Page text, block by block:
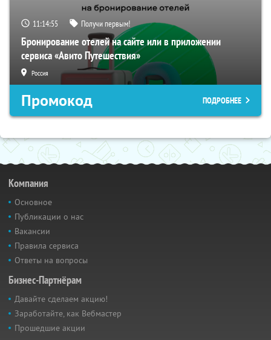
11:14:54 Получи первым!
Бронирование отелей на сайте или в приложении
сервиса «Авито Путешествия»
Россия
Промокод ПОДРОБНЕЕ
Компания
Основное
Публикации о нас
Вакансии
Правила сервиса
Ответы на вопросы
Бизнес-Партнёрам
Давайте сделаем акцию!
Заработайте, как Вебмастер
Прошедшие акции